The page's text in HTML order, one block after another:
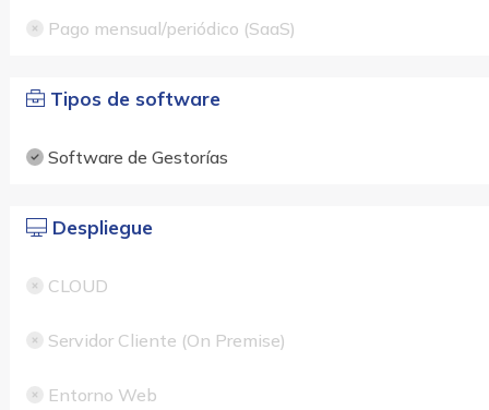
Pago mensual/periódico (SaaS)
Tipos de software
Software de Gestorías
Despliegue
CLOUD
Servidor Cliente (On Premise)
Entorno Web